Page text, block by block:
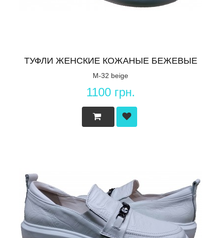
ТУФЛИ ЖЕНСКИЕ КОЖАНЫЕ БЕЖЕВЫЕ
M-32 beige
1100 грн.